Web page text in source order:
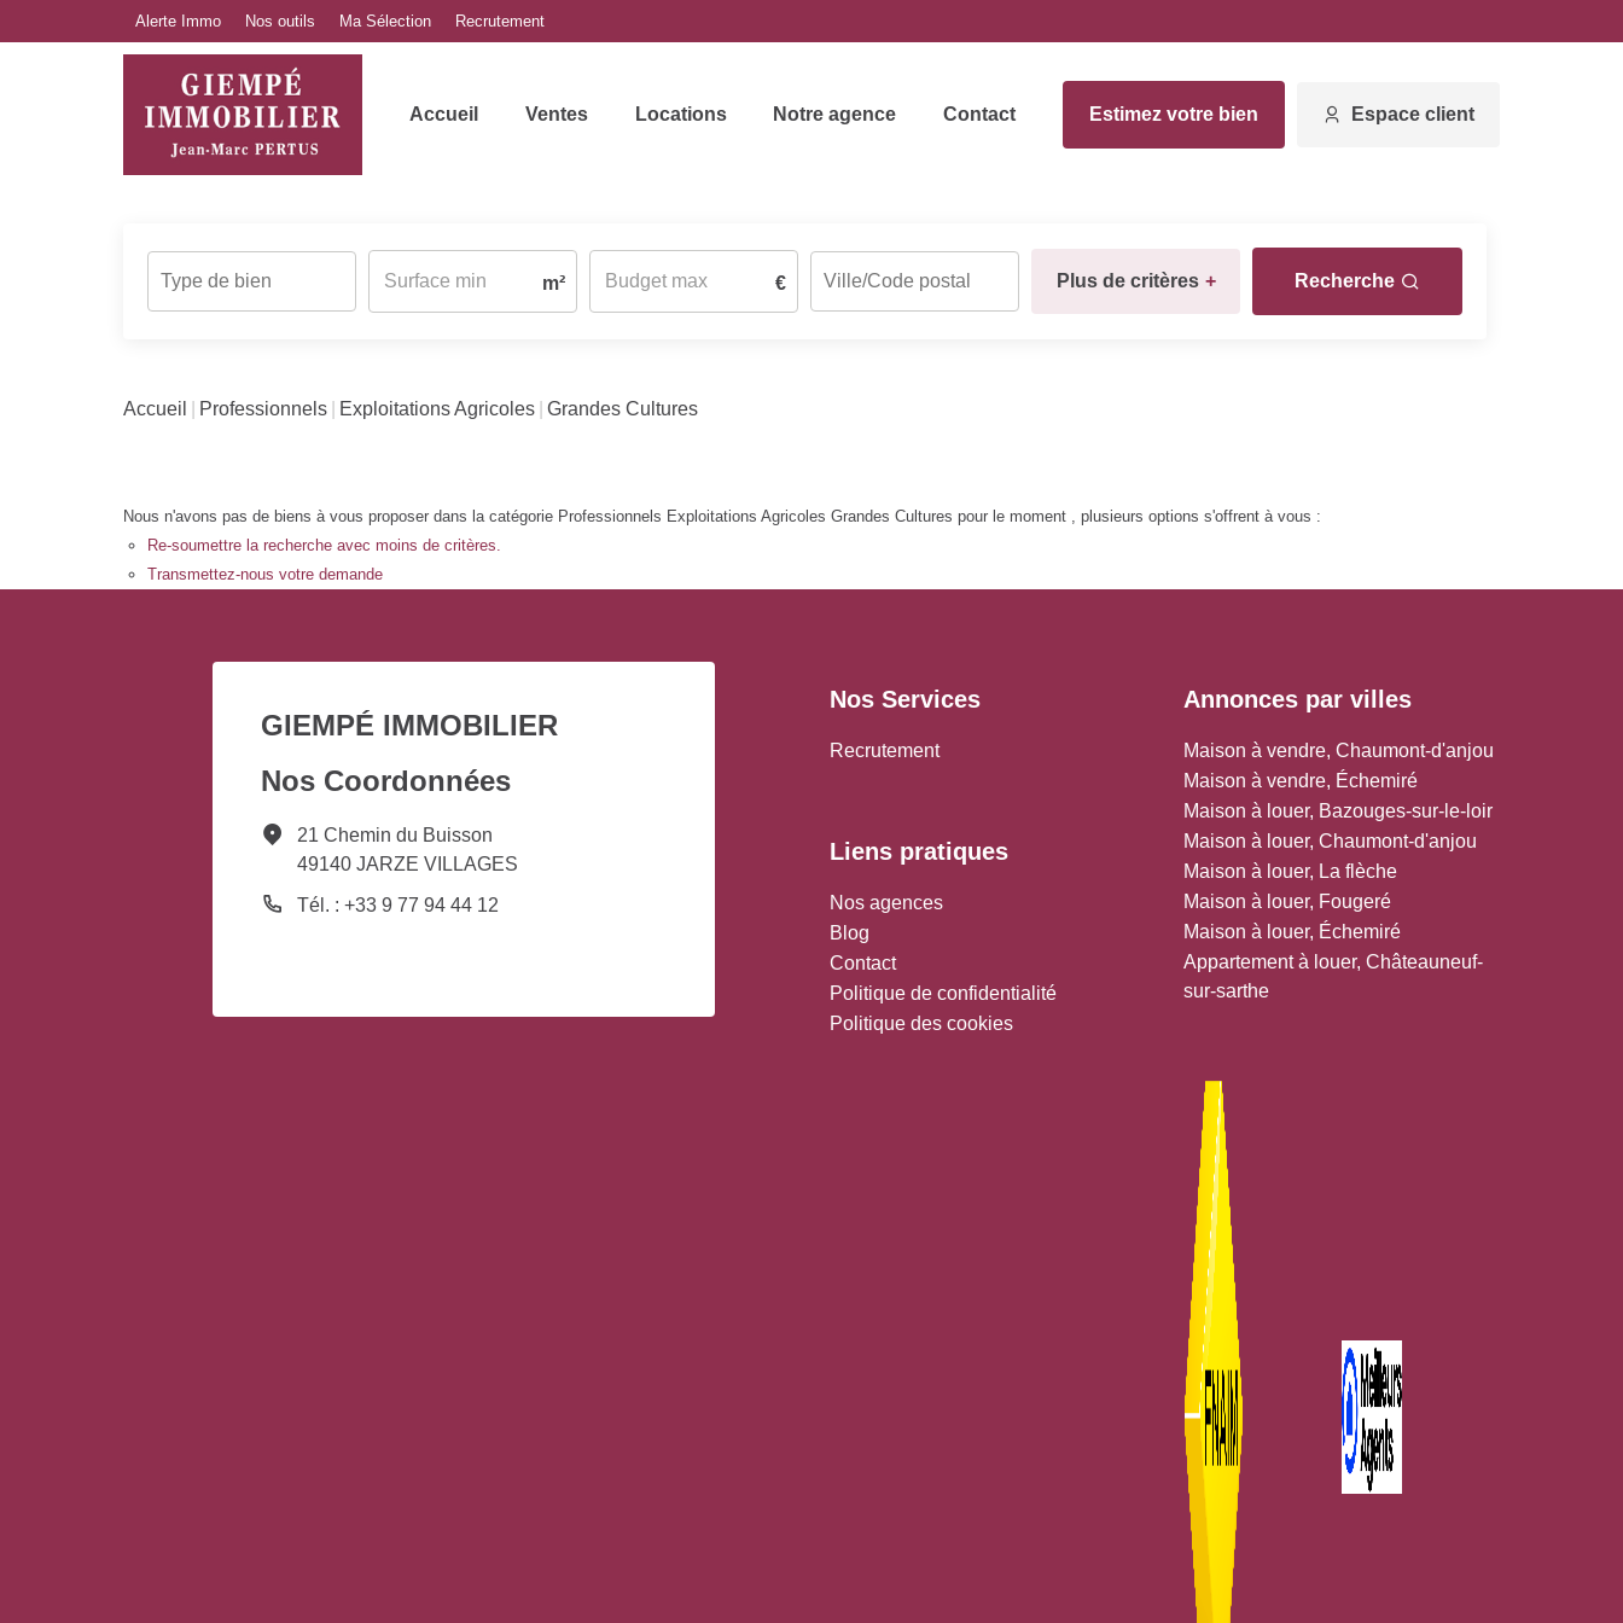
Alerte Immo Nos outils Ma Sélection Recrutement
Accueil Ventes Locations Notre agence Contact Estimez votre bien Espace client
m² € Plus de critères + Recherche
Accueil Professionnels Exploitations Agricoles Grandes Cultures
Nous n'avons pas de biens à vous proposer dans la catégorie Professionnels Exploitations Agricoles Grandes Cultures pour le moment , plusieurs options s'offrent à vous :
Re-soumettre la recherche avec moins de critères.
Transmettez-nous votre demande
GIEMPÉ IMMOBILIER
Nos Coordonnées
21 Chemin du Buisson
49140 JARZE VILLAGES
Tél. : +33 9 77 94 44 12
Nos Services
Recrutement
Liens pratiques
Nos agences
Blog
Contact
Politique de confidentialité
Politique des cookies
Annonces par villes
Maison à vendre, Chaumont-d'anjou
Maison à vendre, Échemiré
Maison à louer, Bazouges-sur-le-loir
Maison à louer, Chaumont-d'anjou
Maison à louer, La flèche
Maison à louer, Fougeré
Maison à louer, Échemiré
Appartement à louer, Châteauneuf-
sur-sarthe